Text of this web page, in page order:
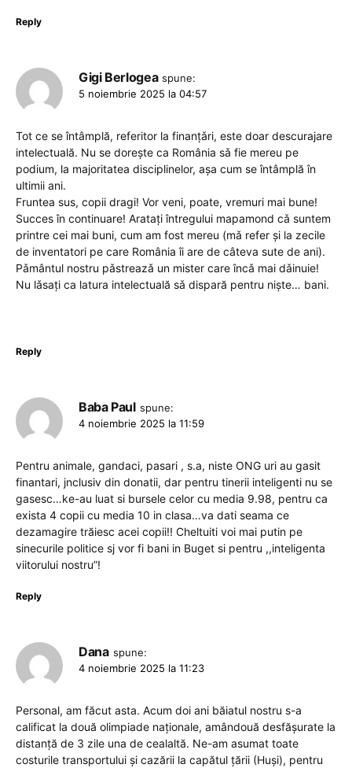
Reply
Gigi Berlogea spune:
5 noiembrie 2025 la 04:57
Tot ce se întâmplă, referitor la finanțǎri, este doar descurajare
intelectuală. Nu se dorește ca România sǎ fie mereu pe
podium, la majoritatea disciplinelor, aşa cum se întâmplă în
ultimii ani.
Fruntea sus, copii dragi! Vor veni, poate, vremuri mai bune!
Succes în continuare! Aratați întregului mapamond cǎ suntem
printre cei mai buni, cum am fost mereu (mǎ refer şi la zecile
de inventatori pe care România îi are de câteva sute de ani).
Pǎmântul nostru pǎstreazǎ un mister care încǎ mai dǎinuie!
Nu lǎsați ca latura intelectuală sǎ dispară pentru niște… bani.
Reply
Baba Paul spune:
4 noiembrie 2025 la 11:59
Pentru animale, gandaci, pasari , s.a, niste ONG uri au gasit
finantari, jnclusiv din donatii, dar pentru tinerii inteligenti nu se
gasesc…ke-au luat si bursele celor cu media 9.98, pentru ca
exista 4 copii cu media 10 in clasa…va dati seama ce
dezamagire trăiesc acei copii!! Cheltuiti voi mai putin pe
sinecurile politice sj vor fi bani in Buget si pentru ,,inteligenta
viitorului nostru”!
Reply
Dana spune:
4 noiembrie 2025 la 11:23
Personal, am făcut asta. Acum doi ani băiatul nostru s-a
calificat la două olimpiade naționale, amândouă desfășurate la
distanță de 3 zile una de cealaltă. Ne-am asumat toate
costurile transportului și cazării la capătul țării (Huși), pentru